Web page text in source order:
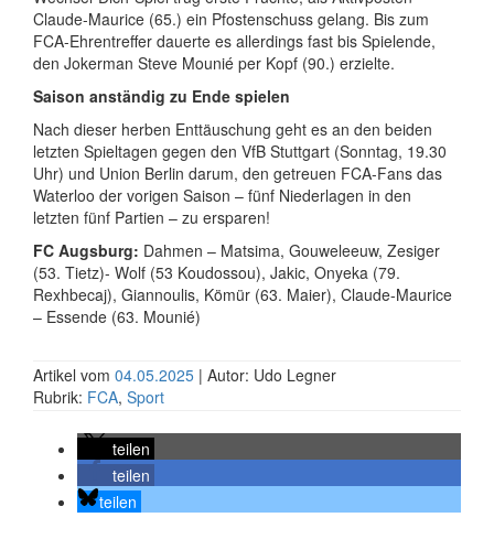
Claude-Maurice (65.) ein Pfostenschuss gelang. Bis zum
FCA-Ehrentreffer dauerte es allerdings fast bis Spielende,
den Jokerman Steve Mounié per Kopf (90.) erzielte.
Saison anständig zu Ende spielen
Nach dieser herben Enttäuschung geht es an den beiden
letzten Spieltagen gegen den VfB Stuttgart (Sonntag, 19.30
Uhr) und Union Berlin darum, den getreuen FCA-Fans das
Waterloo der vorigen Saison – fünf Niederlagen in den
letzten fünf Partien – zu ersparen!
FC Augsburg: Dahmen – Matsima, Gouweleeuw, Zesiger
(53. Tietz)- Wolf (53 Koudossou), Jakic, Onyeka (79.
Rexhbecaj), Giannoulis, Kömür (63. Maier), Claude-Maurice
– Essende (63. Mounié)
Artikel vom 04.05.2025 | Autor: Udo Legner
Rubrik: FCA, Sport
teilen
teilen
teilen